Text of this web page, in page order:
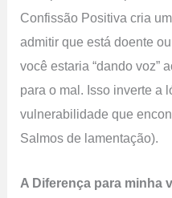
Confissão Positiva cria
admitir que está doente
você estaria “dando voz”
para o mal. Isso inverte a
vulnerabilidade que
Salmos de lamentação).
A Diferença para minha